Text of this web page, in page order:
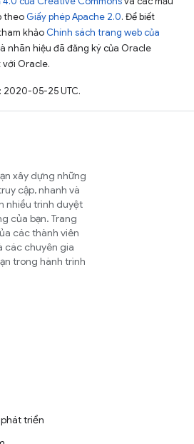
theo Giấy phép Apache 2.0. Để biết
khảo Chính sách trang web của
nhãn hiệu đã đăng ký của Oracle
Oracle.
2020-05-25 UTC.
xây dựng những
cập, nhanh và
nhiều trình duyệt
của bạn. Trang
các thành viên
các chuyên gia
trong hành trình
triển